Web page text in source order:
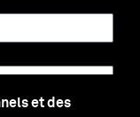
et des